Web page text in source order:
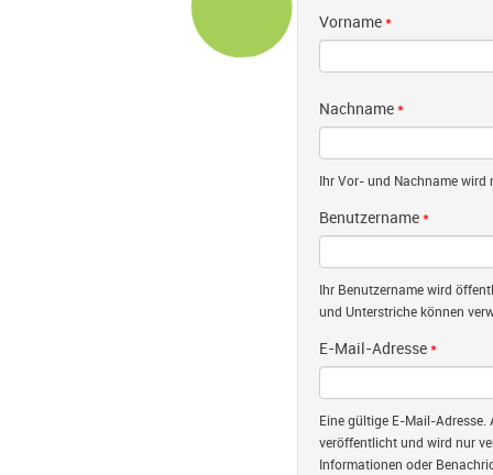
Vorname *
Nachname *
Ihr Vor- und Nachname
Benutzername *
Ihr Benutzername wird
und Unterstriche können
E-Mail-Adresse *
Eine gültige E-Mail-Adresse.
veröffentlicht und wird nur
Informationen oder